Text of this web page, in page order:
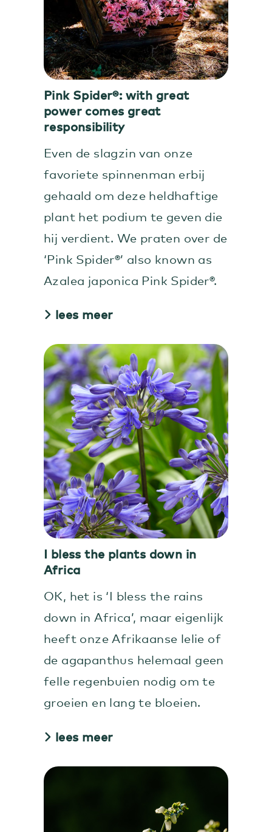
Pink Spider®: with great
power comes great
responsibility
Even de slagzin van onze
favoriete spinnenman erbij
gehaald om deze heldhaftige
plant het podium te geven die
hij verdient. We praten over de
‘Pink Spider®’ also known as
Azalea japonica Pink Spider®.
lees meer
I bless the plants down in
Africa
OK, het is ‘I bless the rains
down in Africa’, maar eigenlijk
heeft onze Afrikaanse lelie of
de agapanthus helemaal geen
felle regenbuien nodig om te
groeien en lang te bloeien.
lees meer